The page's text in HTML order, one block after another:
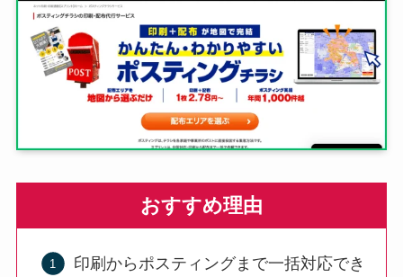
おすすめ理由
印刷からポスティングまで一括対応でき